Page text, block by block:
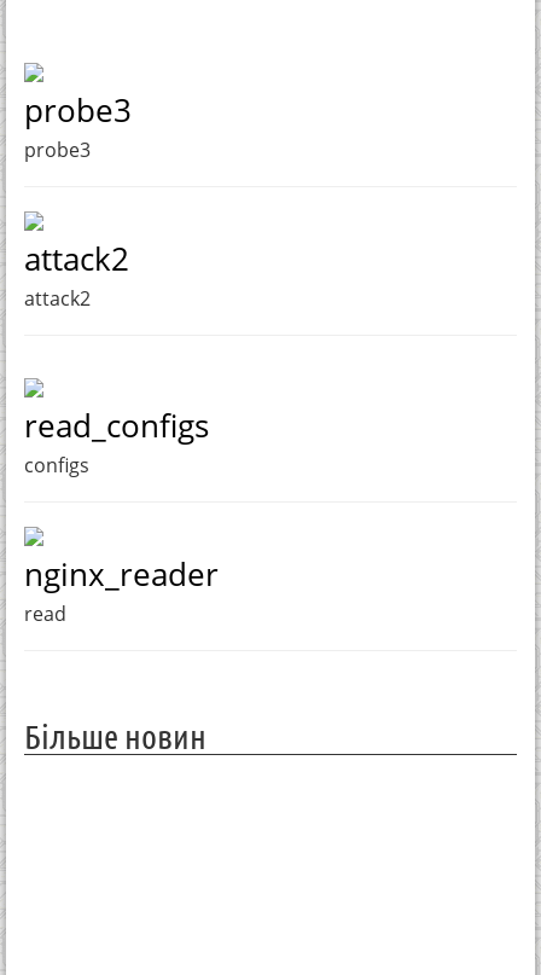
probe3
probe3
attack2
attack2
read_configs
configs
nginx_reader
read
Більше новин